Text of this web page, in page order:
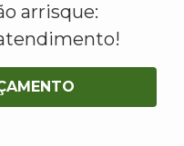
arrisque: